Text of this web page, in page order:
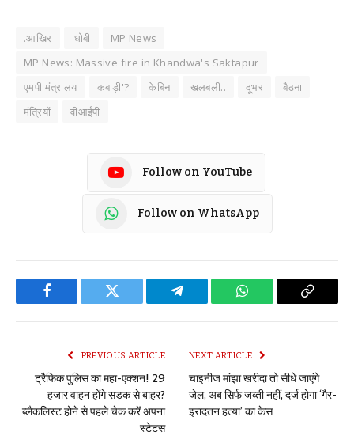
.आखिर 'धोबी
MP News
MP News: Massive fire in Khandwa's Saktapur
एमपी मंत्रालय
कबाड़ी'? केबिन खलबली.. दूभर
बैठना
मंत्रियों
वीआईपी
Follow on YouTube
Follow on WhatsApp
Facebook Twitter Telegram WhatsApp Copy
PREVIOUS ARTICLE
ट्रैफिक पुलिस का महा-एक्शन! 29
हजार वाहन होंगे सड़क से बाहर?
ब्लैकलिस्ट होने से पहले चेक करें अपना
स्टेटस
NEXT ARTICLE
चाइनीज मांझा खरीदा तो सीधे जाएंगे
जेल, अब सिर्फ जब्ती नहीं, दर्ज होगा ‘गैर-
इरादतन हत्या’ का केस